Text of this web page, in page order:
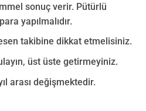
sonuç verir. Pütürlü
yapılmalıdır.
takibine dikkat etmelisiniz.
üst üste getirmeyiniz.
arası değişmektedir.